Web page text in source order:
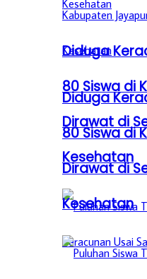
Diduga
80 Siswa di
Dirawat di
Kesehatan
Diduga
80 Siswa di
Dirawat di
Kesehatan